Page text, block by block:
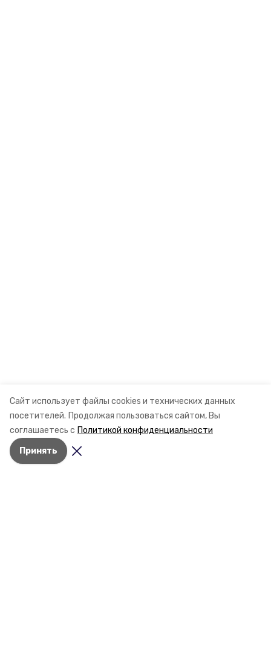
Сайт использует файлы cookies и технических данных
посетителей. Продолжая пользоваться сайтом, Вы
соглашаетесь с Политикой конфиденциальности
Принять